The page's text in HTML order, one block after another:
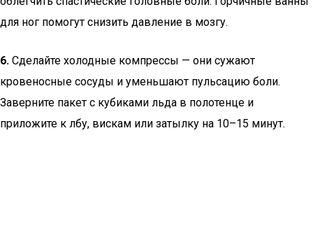
для ног помогут снизить давление в мозгу.
6. Сделайте холодные компрессы — они сужают
кровеносные сосуды и уменьшают пульсацию боли.
Заверните пакет с кубиками льда в полотенце и
приложите к лбу, вискам или затылку на 10–15 минут.